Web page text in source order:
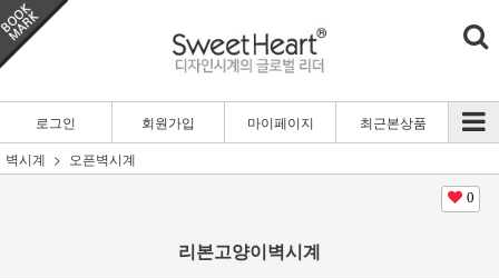
로그인 회원가입 마이페이지
최근본상품
벽시계
오픈벽시계
0
리본고양이벽시계